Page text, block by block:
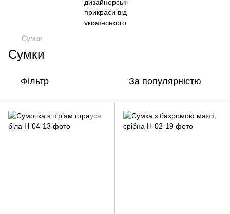
Сумки
Сумки
Фільтр За популярністю